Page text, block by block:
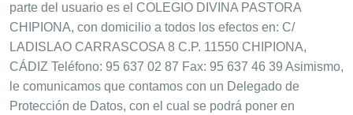
parte del usuario es el COLEGIO DIVINA PASTORA
CHIPIONA, con domicilio a todos los efectos en: C/
LADISLAO CARRASCOSA 8 C.P. 11550 CHIPIONA,
CÁDIZ Teléfono: 95 637 02 87 Fax: 95 637 46 39 Asimismo,
le comunicamos que contamos con un Delegado de
Protección de Datos, con el cual se podrá poner en